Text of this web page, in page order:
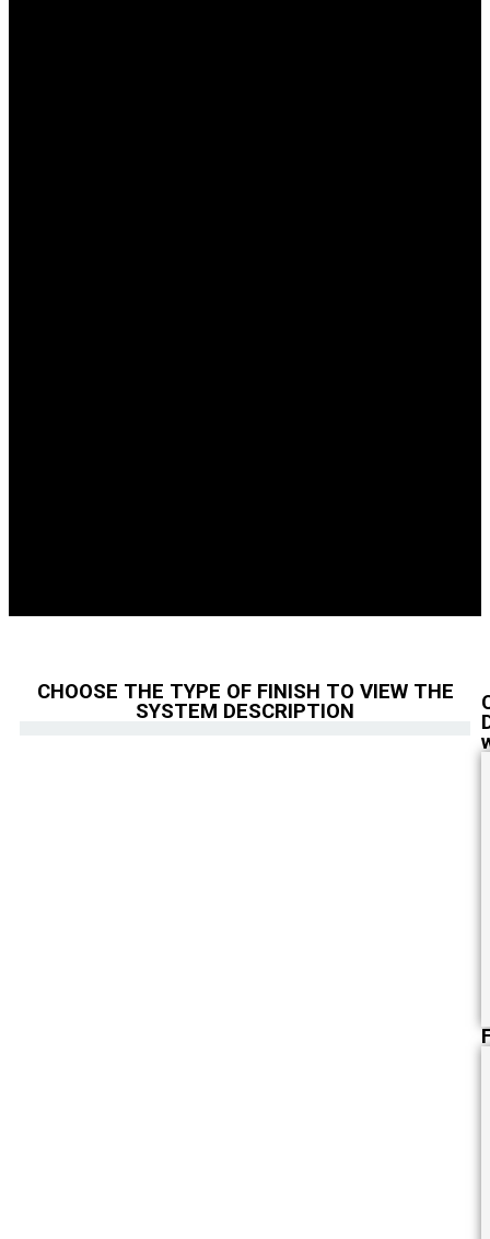
CHOOSE THE TYPE OF FINISH TO VIEW THE
SYSTEM DESCRIPTION